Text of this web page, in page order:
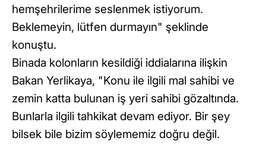
hemşehrilerime seslenmek istiyorum.
Beklemeyin, lütfen durmayın" şeklinde
konuştu.
Binada kolonların kesildiği iddialarına ilişkin
Bakan Yerlikaya, "Konu ile ilgili mal sahibi ve
zemin katta bulunan iş yeri sahibi gözaltında.
Bunlarla ilgili tahkikat devam ediyor. Bir şey
bilsek bile bizim söylememiz doğru değil.